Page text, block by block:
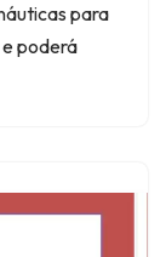
para
poderá